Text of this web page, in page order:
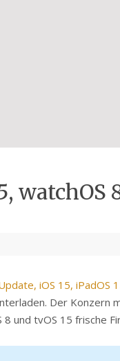
watchOS
Der Konzern
8 und tvOS 15 frische